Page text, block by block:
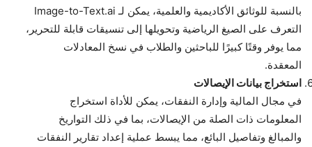
بالنسبة للوثائق الأكاديمية والعلمية، يمكن لـ Image-to-Text.ai
التعرف على الصيغ الرياضية وتحويلها إلى تنسيقات قابلة للتحرير،
مما يوفر وقتًا كبيرًا للباحثين والطلاب في نسخ المعادلات
المعقدة.
استخراج بيانات الإيصالات
في مجال المالية وإدارة النفقات، يمكن للأداة استخراج
المعلومات ذات الصلة من الإيصالات، بما في ذلك التواريخ
والمبالغ وتفاصيل البائع، مما يبسط عملية إعداد تقارير النفقات